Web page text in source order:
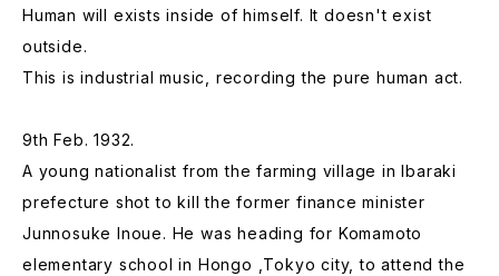
Human will exists inside of himself. It doesn't exist
outside.
This is industrial music, recording the pure human act.
9th Feb. 1932.
A young nationalist from the farming village in Ibaraki
prefecture shot to kill the former finance minister
Junnosuke Inoue. He was heading for Komamoto
elementary school in Hongo ,Tokyo city, to attend the